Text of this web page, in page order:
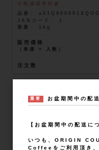
軽減税率対象
品番
JANコード
1kg
販売価格
（単価 × 入数）
注文数
軽減税率対象
品番
（単価 × 入数）
重要 お盆期間中の配
【お盆期間中の配送に
いつも、ORIGIN
Coffeeをご利用頂き、